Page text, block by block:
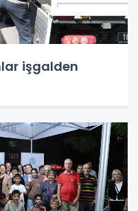
işgalden